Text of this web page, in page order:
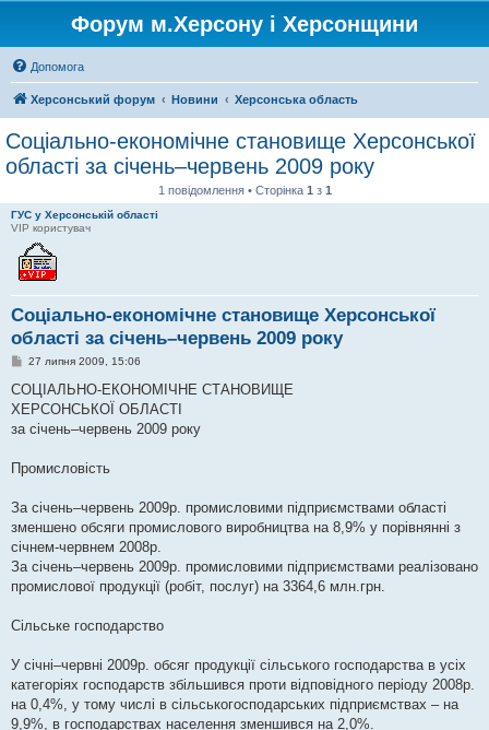
Форум м.Херсону і Херсонщини
Допомога
Херсонський форум Новини Херсонська область
Соціально-економічне становище Херсонської
області за січень–червень 2009 року
1 повідомлення • Сторінка 1 з 1
ГУС у Херсонській області
VIP користувач
Соціально-економічне становище Херсонської
області за січень–червень 2009 року
П
в
д
о
е
я
27 липня 2009, 15:06
СОЦІАЛЬНО-ЕКОНОМІЧНЕ СТАНОВИЩЕ
ХЕРСОНСЬКОЇ ОБЛАСТІ
за січень–червень 2009 року
Промисловість
За січень–червень 2009р. промисловими підприємствами області
зменшено обсяги промислового виробництва на 8,9% у порівнянні з
січнем-червнем 2008р.
За січень–червень 2009р. промисловими підприємствами реалізовано
промислової продукції (робіт, послуг) на 3364,6 млн.грн.
Сільське господарство
У січні–червні 2009р. обсяг продукції сільського господарства в усіх
категоріях господарств збільшився проти відповідного періоду 2008р.
на 0,4%, у тому числі в сільськогосподарських підприємствах – на
9,9%, в господарствах населення зменшився на 2,0%.